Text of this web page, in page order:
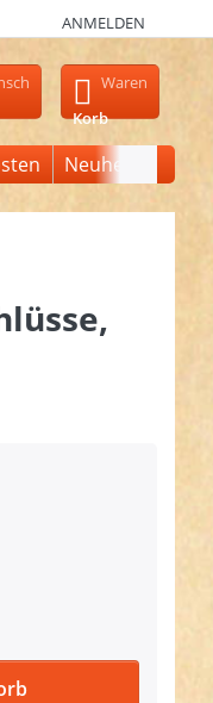
ANMELDEN
Drücken Sie die
Waren
Korb
Neuheiten
weiß, 10 Stück zu